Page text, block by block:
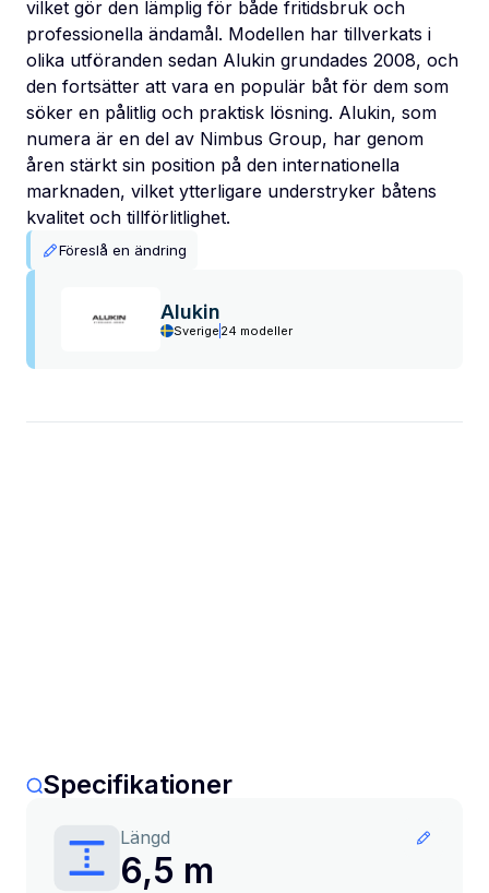
vilket gör den lämplig för både fritidsbruk och
professionella ändamål. Modellen har tillverkats i
olika utföranden sedan Alukin grundades 2008, och
den fortsätter att vara en populär båt för dem som
söker en pålitlig och praktisk lösning. Alukin, som
numera är en del av Nimbus Group, har genom
åren stärkt sin position på den internationella
marknaden, vilket ytterligare understryker båtens
kvalitet och tillförlitlighet.
Föreslå en ändring
Alukin
Sverige 24 modeller
Specifikationer
Längd
6,5 m